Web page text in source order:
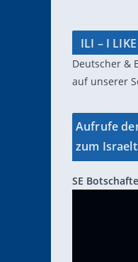
ILI – I
Deutscher &
auf unserer
Aufrufe
zum
SE